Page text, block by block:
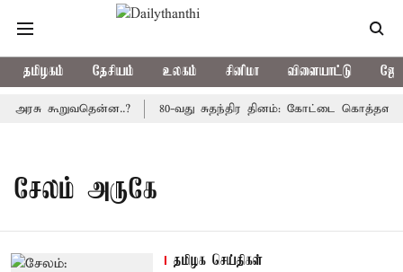
தமிழகம் தேசியம் உலகம் சினிமா விளையாட்டு
கூறுவதென்ன..? 80-வது சுதந்திர தினம்: கோட்டை
சேலம் அருகே
தமிழக செய்திகள்